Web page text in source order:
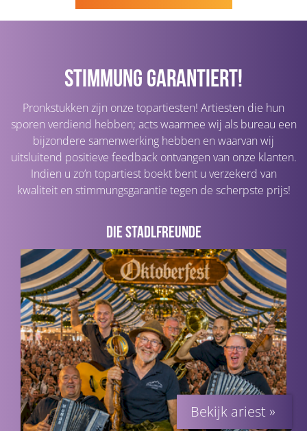
Stimmung Garantiert!
Pronkstukken zijn onze topartiesten! Artiesten die hun
sporen verdiend hebben; acts waarmee wij als bureau een
bijzondere samenwerking hebben en waarvan wij
uitsluitend positieve feedback ontvangen van onze klanten.
Indien u zo’n topartiest boekt bent u verzekerd van
kwaliteit en stimmungsgarantie tegen de scherpste prijs!
Die Stadlfreunde